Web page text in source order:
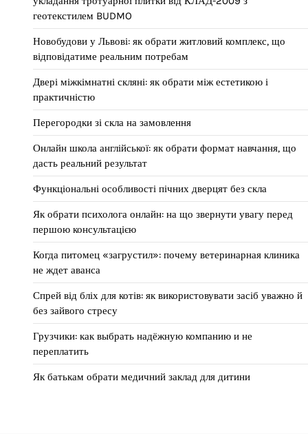
геотекстилем BUDMO
Новобудови у Львові: як обрати житловий комплекс, що
відповідатиме реальним потребам
Двері міжкімнатні скляні: як обрати між естетикою і
практичністю
Перегородки зі скла на замовлення
Онлайн школа англійської: як обрати формат навчання, що
дасть реальний результат
Функціональні особливості пічних дверцят без скла
Як обрати психолога онлайн: на що звернути увагу перед
першою консультацією
Когда питомец «загрустил»: почему ветеринарная клиника
не ждет аванса
Спрей від бліх для котів: як використовувати засіб уважно й
без зайвого стресу
Грузчики: как выбрать надёжную компанию и не
переплатить
Як батькам обрати медичний заклад для дитини